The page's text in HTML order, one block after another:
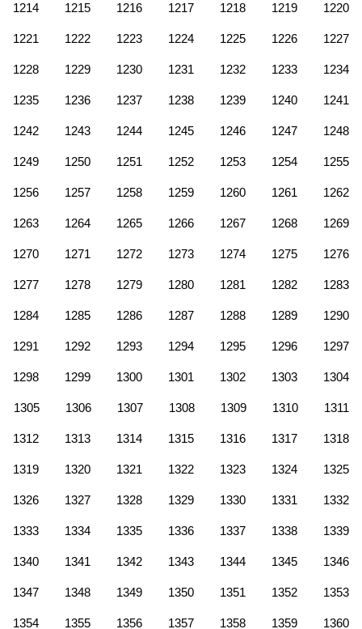
1214 1215 1216 1217 1218 1219 1220
1221 1222 1223 1224 1225 1226 1227
1228 1229 1230 1231 1232 1233 1234
1235 1236 1237 1238 1239 1240 1241
1242 1243 1244 1245 1246 1247 1248
1249 1250 1251 1252 1253 1254 1255
1256 1257 1258 1259 1260 1261 1262
1263 1264 1265 1266 1267 1268 1269
1270 1271 1272 1273 1274 1275 1276
1277 1278 1279 1280 1281 1282 1283
1284 1285 1286 1287 1288 1289 1290
1291 1292 1293 1294 1295 1296 1297
1298 1299 1300 1301 1302 1303 1304
1305 1306 1307 1308 1309 1310 1311
1312 1313 1314 1315 1316 1317 1318
1319 1320 1321 1322 1323 1324 1325
1326 1327 1328 1329 1330 1331 1332
1333 1334 1335 1336 1337 1338 1339
1340 1341 1342 1343 1344 1345 1346
1347 1348 1349 1350 1351 1352 1353
1354 1355 1356 1357 1358 1359 1360